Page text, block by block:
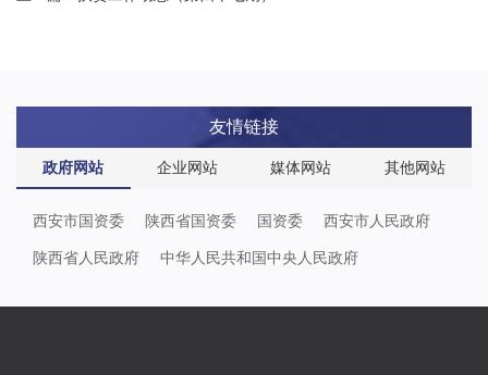
友情链接
政府网站 企业网站 媒体网站 其他网站
西安市国资委 陕西省国资委 国资委 西安市人民政府
陕西省人民政府 中华人民共和国中央人民政府